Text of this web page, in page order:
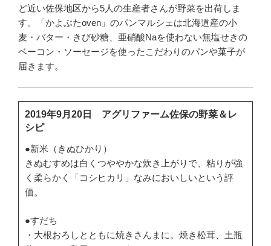
ど近い佐保地区から5人の生産者さんが野菜を出荷しま
す。「かよぶたoven」のパンマルシェは北海道産の小
麦・バター・きび砂糖、亜硝酸Naを使わない無塩せきの
ベーコン・ソーセージを使ったこだわりのパンや菓子が
届きます。
2019年9月20日 アグリファーム佐保の野菜＆レ
シピ
●新米（きぬひかり）
きぬむすめは白くつややかな炊き上がりで、粘りが強
く柔らかく「コシヒカリ」なみにおいしいという評
価。
●すだち
・大根おろしとともに焼きさんまに。焼き松茸、土瓶